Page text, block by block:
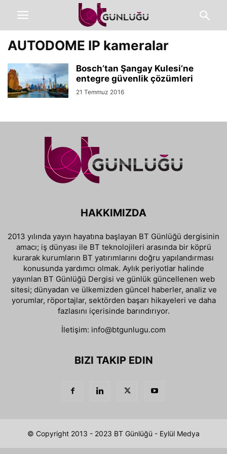
AUTODOME IP kameralar
Bosch’tan Şangay Kulesi’ne
entegre güvenlik çözümleri
21 Temmuz 2016
HAKKIMIZDA
2013 yılında yayın hayatına başlayan BT Günlüğü dergisinin
amacı; iş dünyası ile BT teknolojileri arasında bir köprü
kurarak kurumların BT yatırımlarını doğru yapılandırması
konusunda yardımcı olmak. Aylık periyotlar halinde
yayınlan BT Günlüğü Dergisi ve günlük güncellenen web
sitesi; dünyadan ve ülkemizden güncel haberler, analiz ve
yorumlar, röportajlar, sektörden başarı hikayeleri ve daha
fazlasını içerisinde barındırıyor.
İletişim: info@btgunlugu.com
BIZI TAKIP EDIN
© Copyright 2013 - 2023 BT Günlüğü - Eylül Medya